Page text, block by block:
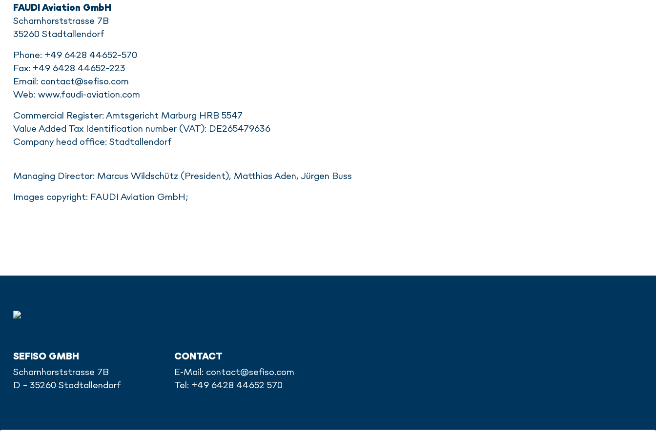
FAUDI Aviation GmbH
Scharnhorststrasse 7B
35260 Stadtallendorf
Phone: +49 6428 44652-570
Fax: +49 6428 44652-223
Email: contact@sefiso.com
Web: www.faudi-aviation.com
Commercial Register: Amtsgericht Marburg HRB 5547
Value Added Tax Identification number (VAT): DE265479636
Company head office: Stadtallendorf
Managing Director: Marcus Wildschütz (President), Matthias Aden, Jürgen Buss
Images copyright: FAUDI Aviation GmbH;
SEFISO GMBH
Scharnhorststrasse 7B
D - 35260 Stadtallendorf
CONTACT
E-Mail: contact@sefiso.com
Tel: +49 6428 44652 570